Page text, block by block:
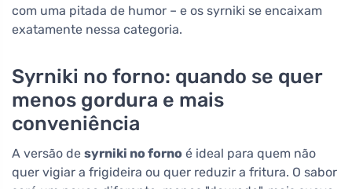
com uma pitada de humor – e os syrniki se encaixam
exatamente nessa categoria.
Syrniki no forno: quando se quer
menos gordura e mais
conveniência
A versão de syrniki no forno é ideal para quem não
quer vigiar a frigideira ou quer reduzir a fritura. O sabor